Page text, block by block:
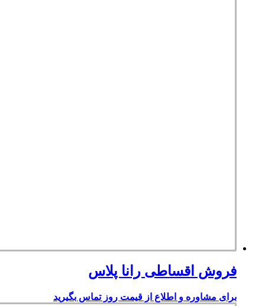
فروش اقساطی رانا پلاس
برای مشاوره و اطلاع از قیمت روز تماس بگیرید